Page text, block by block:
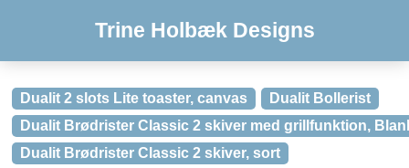
Trine Holbæk Designs
Dualit 2 slots Lite toaster, canvas
Dualit Bollerist
Dualit Brødrister Classic 2 skiver med grillfunktion,
Dualit Brødrister Classic 2 skiver, sort